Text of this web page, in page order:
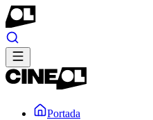
Portada